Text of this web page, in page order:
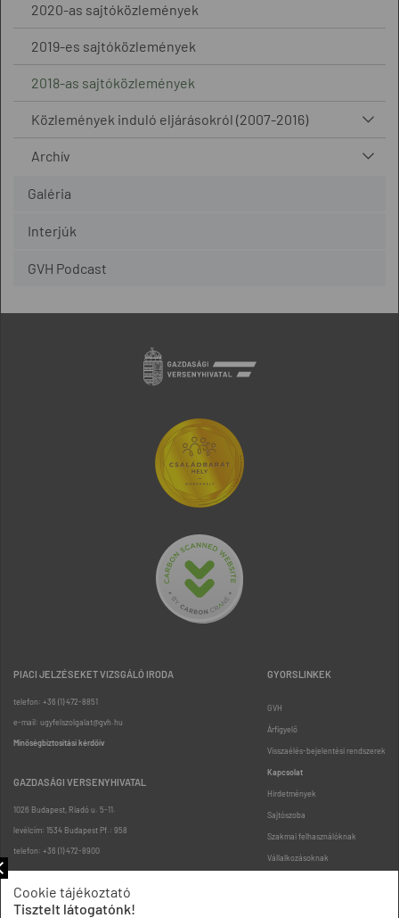
2020-as sajtóközlemények
2019-es sajtóközlemények
2018-as sajtóközlemények
Közlemények induló eljárásokról (2007-2016)
Archív
Galéria
Interjúk
GVH Podcast
PIACI JELZÉSEKET VIZSGÁLÓ IRODA
telefon: +36 (1) 472-8851
e-mail: ugyfelszolgalat@gvh.hu
Minőségbiztosítási kérdőív
GAZDASÁGI VERSENYHIVATAL
1026 Budapest, Riadó u. 5-11.
levélcím: 1534 Budapest Pf.: 958
telefon: +36 (1) 472-8900
GYORSLINKEK
GVH
Árfigyelő
Visszaélés-bejelentési rendszerek
Kapcsolat
Hirdetmények
Sajtószoba
Szakmai felhasználóknak
Vállalkozásoknak
Cookie tájékoztató
Tisztelt látogatónk!